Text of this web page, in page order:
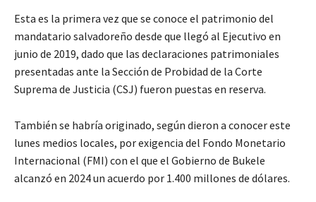
Esta es la primera vez que se conoce el patrimonio del
mandatario salvadoreño desde que llegó al Ejecutivo en
junio de 2019, dado que las declaraciones patrimoniales
presentadas ante la Sección de Probidad de la Corte
Suprema de Justicia (CSJ) fueron puestas en reserva.
También se habría originado, según dieron a conocer este
lunes medios locales, por exigencia del Fondo Monetario
Internacional (FMI) con el que el Gobierno de Bukele
alcanzó en 2024 un acuerdo por 1.400 millones de dólares.